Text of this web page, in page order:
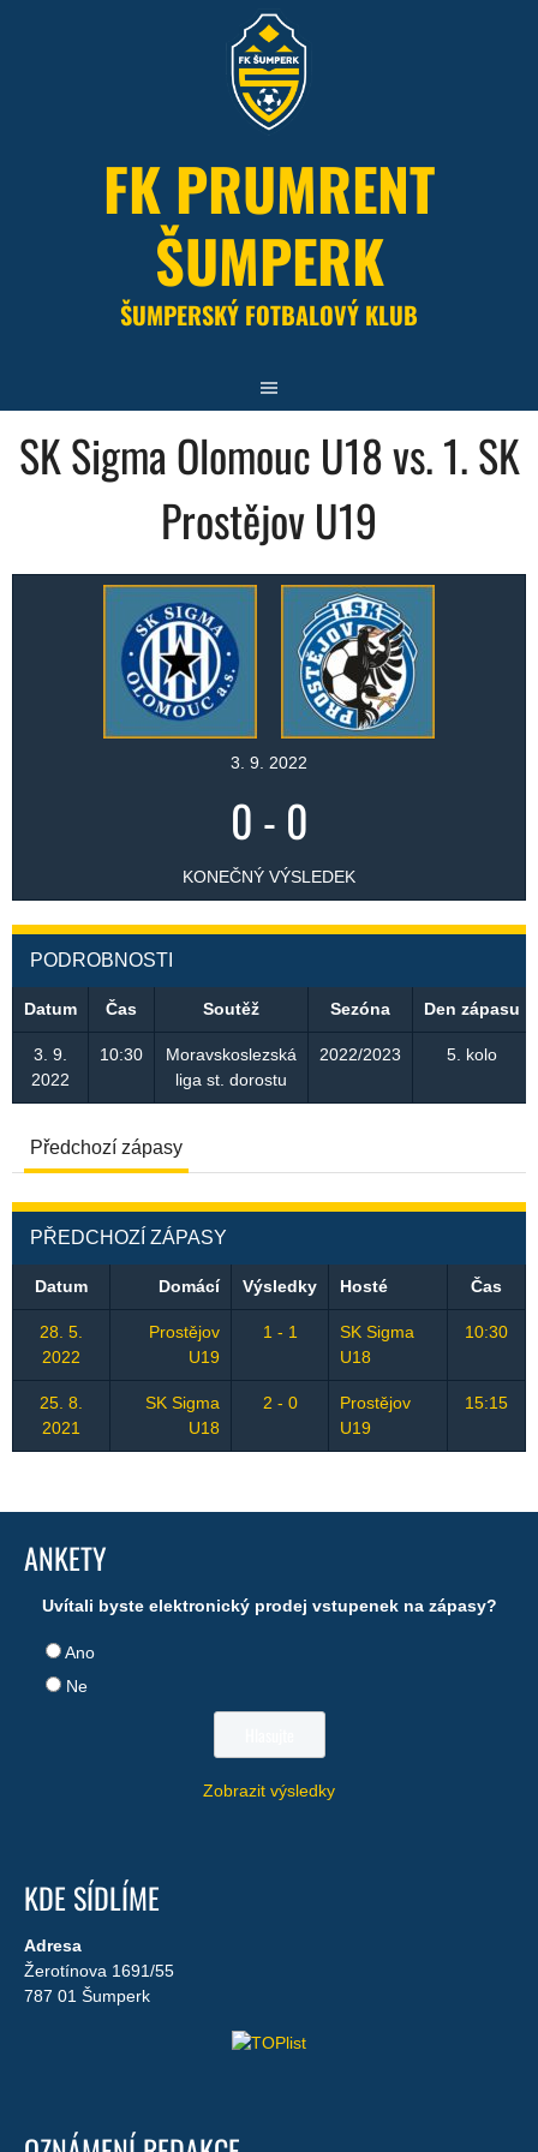
FK PRUMRENT
ŠUMPERK
ŠUMPERSKÝ FOTBALOVÝ KLUB
SK Sigma Olomouc U18 vs. 1. SK
Prostějov U19
3. 9. 2022
0 - 0
KONEČNÝ VÝSLEDEK
PODROBNOSTI
Datum Čas Soutěž Sezóna Den zápasu
3. 9.
2022
10:30
Moravskoslezská
liga st. dorostu
2022/2023 5. kolo
Předchozí zápasy
PŘEDCHOZÍ ZÁPASY
Datum Domácí Výsledky Hosté Čas
28. 5.
2022
Prostějov
U19
1 - 1
SK Sigma
U18
10:30
25. 8.
2021
SK Sigma
U18
2 - 0
Prostějov
U19
15:15
ANKETY
Uvítali byste elektronický prodej vstupenek na zápasy?
Ano
Ne
Zobrazit výsledky
KDE SÍDLÍME
Adresa
Žerotínova 1691/55
787 01 Šumperk